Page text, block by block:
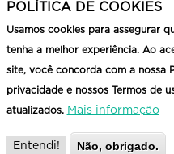
POLÍTICA DE COOKIES
Usamos cookies para assegurar
tenha a melhor experiência. Ao
site, você concorda com a nossa
privacidade e nossos Termos de
atualizados. Mais informação
Entendi! Não, obrigado.